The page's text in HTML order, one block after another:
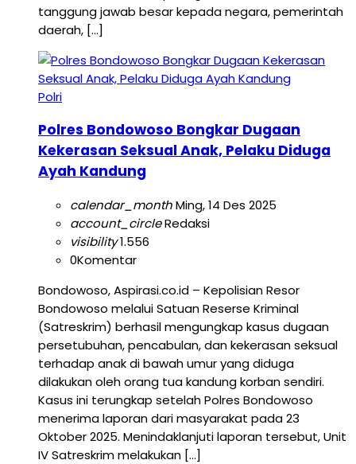
tanggung jawab besar kepada negara, pemerintah
daerah, […]
Polri
Polres Bondowoso Bongkar Dugaan
Kekerasan Seksual Anak, Pelaku Diduga
Ayah Kandung
calendar_monthMing, 14 Des 2025
account_circleRedaksi
visibility1.556
0Komentar
Bondowoso, Aspirasi.co.id – Kepolisian Resor
Bondowoso melalui Satuan Reserse Kriminal
(Satreskrim) berhasil mengungkap kasus dugaan
persetubuhan, pencabulan, dan kekerasan seksual
terhadap anak di bawah umur yang diduga
dilakukan oleh orang tua kandung korban sendiri.
Kasus ini terungkap setelah Polres Bondowoso
menerima laporan dari masyarakat pada 23
Oktober 2025. Menindaklanjuti laporan tersebut, Unit
IV Satreskrim melakukan […]